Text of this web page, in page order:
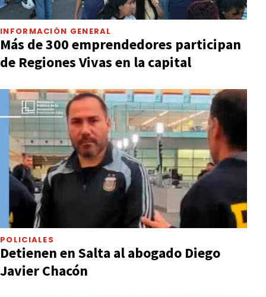
INFORMACIÓN GENERAL
Más de 300 emprendedores participan
de Regiones Vivas en la capital
POLICIALES
Detienen en Salta al abogado Diego
Javier Chacón